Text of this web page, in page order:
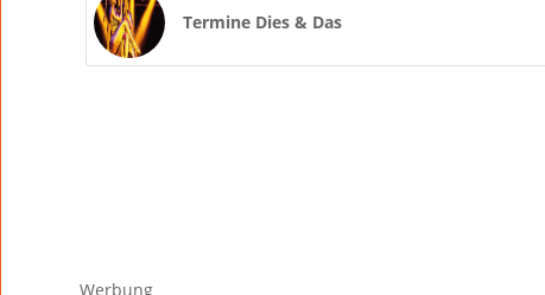
Termine Dies & Das
Werbung